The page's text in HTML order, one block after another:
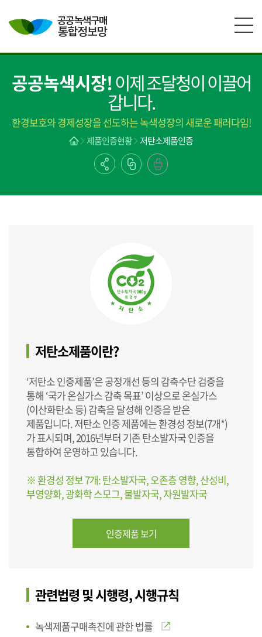
공공녹색시장!이제 조달청이 이끌어
갑니다.
환경보호와 경제성장을 선도하는 녹색성장의 새로운 패러다임!
제품인증현황 저탄소제품인증
저탄소제품이란?
‘저탄소 인증제품’은 공정개선 등의 감축수단 검증을
통해 ‘국가 온실가스 감축 목표’ 이상으로 온실가스
(이산화탄소 등) 감축을 달성해 인증을 받은
제품입니다. 저탄소 인증 제품에는 환경성 정보(7개*)
가 표시되며, 2016년부터 기존 탄소발자국 인증을
통합하여 운영하고 있습니다.
※ 환경성 정보 7개: 탄소발자국, 오존층 영향, 산성비,
부영양화, 광화학 스모그, 물발자국, 자원발자국
인증제품 보기
관련법령 및 시행령, 시행규칙
녹색제품구매촉진에 관한 법률